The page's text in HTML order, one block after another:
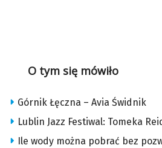
O tym się mówiło
Górnik Łęczna – Avia Świdnik
Lublin Jazz Festiwal: Tomeka
Ile wody można pobrać bez